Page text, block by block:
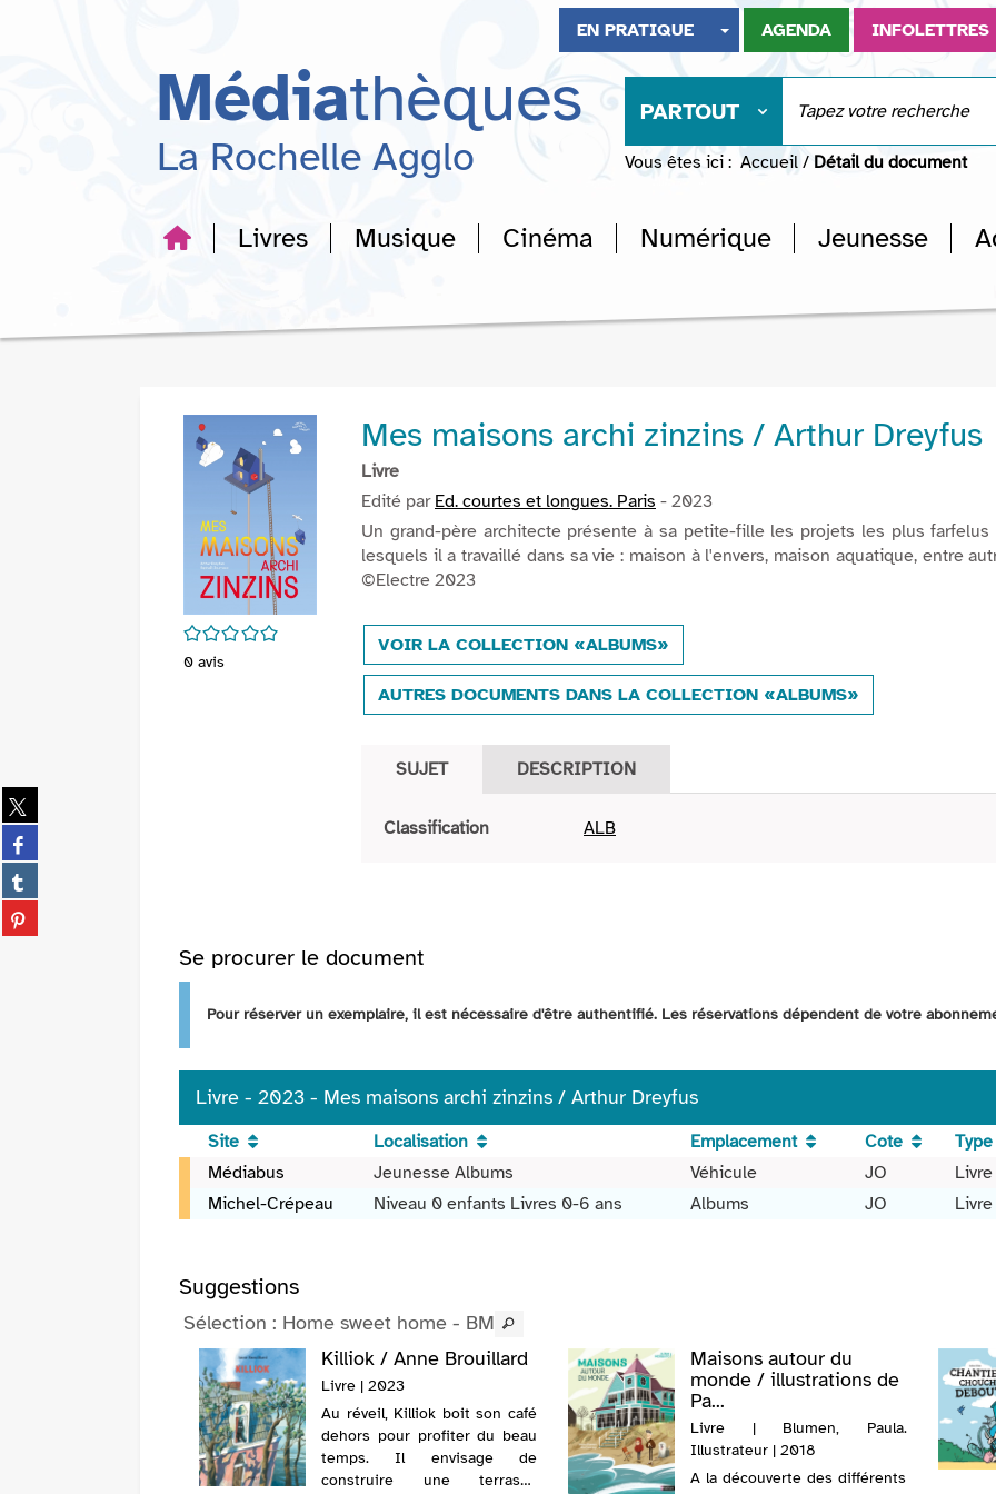
recherche
EN PRATIQUE AGENDA INFOLETTRES
Médiathèques
La Rochelle Agglo
PARTOUT
Vous êtes ici : Accueil / Détail du document
Livres Musique Cinéma Numérique Jeunesse
Partager
sur
twitter
(Nouvelle
fenêtre)
Partager
sur
facebook
(Nouvelle
fenêtre)
Partager
sur
tumblr
Partager
sur
/5
0 avis
Mes maisons archi zinzins / Arthur Dreyfus
Livre
Edité par Ed. courtes et longues. Paris - 2023
Un grand-père architecte présente à sa petite-fille les projets les plus farfelus
lesquels il a travaillé dans sa vie : maison à l'envers, maison aquatique, entre
©Electre 2023
VOIR LA COLLECTION «ALBUMS»
AUTRES DOCUMENTS DANS LA COLLECTION «ALBUMS»
SUJET DESCRIPTION
Classification ALB
Se procurer le document
Pour réserver un exemplaire, il est nécessaire d'être authentifié. Les réservations dépendent de votre
Livre - 2023 - Mes maisons archi zinzins / Arthur Dreyfus
Livre
2023
maisons
archi
Arthur
Dreyfus
Site Localisation Emplacement Cote Type
Médiabus
Jeunesse Albums Véhicule JO Livre
Michel-Crépeau
Niveau 0 enfants Livres 0-6 ans Albums JO Livre
Suggestions
Sélection : Home sweet home - BM
Killiok / Anne Brouillard
Livre | 2023
Au réveil, Killiok boit son café
dehors pour profiter du beau
temps. Il envisage de
construire une terrasse
Maisons autour du
monde / illustrations de
Pa...
Livre | Blumen, Paula.
Illustrateur | 2018
A la découverte des différents